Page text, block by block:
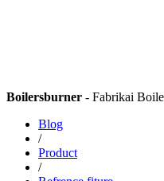
Boilersburner - Fabrikai
Blog
/
Product
/